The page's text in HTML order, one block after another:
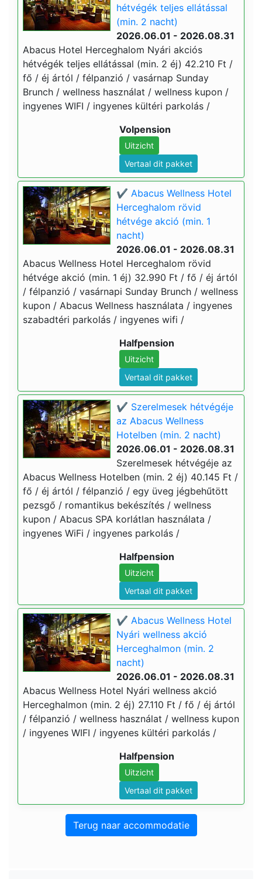
hétvégék teljes ellátással
(min. 2 nacht)
2026.06.01 - 2026.08.31
Abacus Hotel Herceghalom Nyári akciós
hétvégék teljes ellátással (min. 2 éj) 42.210 Ft /
fő / éj ártól / félpanzió / vasárnap Sunday
Brunch / wellness használat / wellness kupon /
ingyenes WIFI / ingyenes kültéri parkolás /
Volpension
Uitzicht
Vertaal dit pakket
✔️ Abacus Wellness Hotel
Herceghalom rövid
hétvége akció (min. 1
nacht)
2026.06.01 - 2026.08.31
Abacus Wellness Hotel Herceghalom rövid
hétvége akció (min. 1 éj) 32.990 Ft / fő / éj ártól
/ félpanzió / vasárnapi Sunday Brunch / wellness
kupon / Abacus Wellness használata / ingyenes
szabadtéri parkolás / ingyenes wifi /
Halfpension
Uitzicht
Vertaal dit pakket
✔️ Szerelmesek hétvégéje
az Abacus Wellness
Hotelben (min. 2 nacht)
2026.06.01 - 2026.08.31
Szerelmesek hétvégéje az
Abacus Wellness Hotelben (min. 2 éj) 40.145 Ft /
fő / éj ártól / félpanzió / egy üveg jégbehűtött
pezsgő / romantikus bekészítés / wellness
kupon / Abacus SPA korlátlan használata /
ingyenes WiFi / ingyenes parkolás /
Halfpension
Uitzicht
Vertaal dit pakket
✔️ Abacus Wellness Hotel
Nyári wellness akció
Herceghalmon (min. 2
nacht)
2026.06.01 - 2026.08.31
Abacus Wellness Hotel Nyári wellness akció
Herceghalmon (min. 2 éj) 27.110 Ft / fő / éj ártól
/ félpanzió / wellness használat / wellness kupon
/ ingyenes WIFI / ingyenes kültéri parkolás /
Halfpension
Uitzicht
Vertaal dit pakket
Terug naar accommodatie